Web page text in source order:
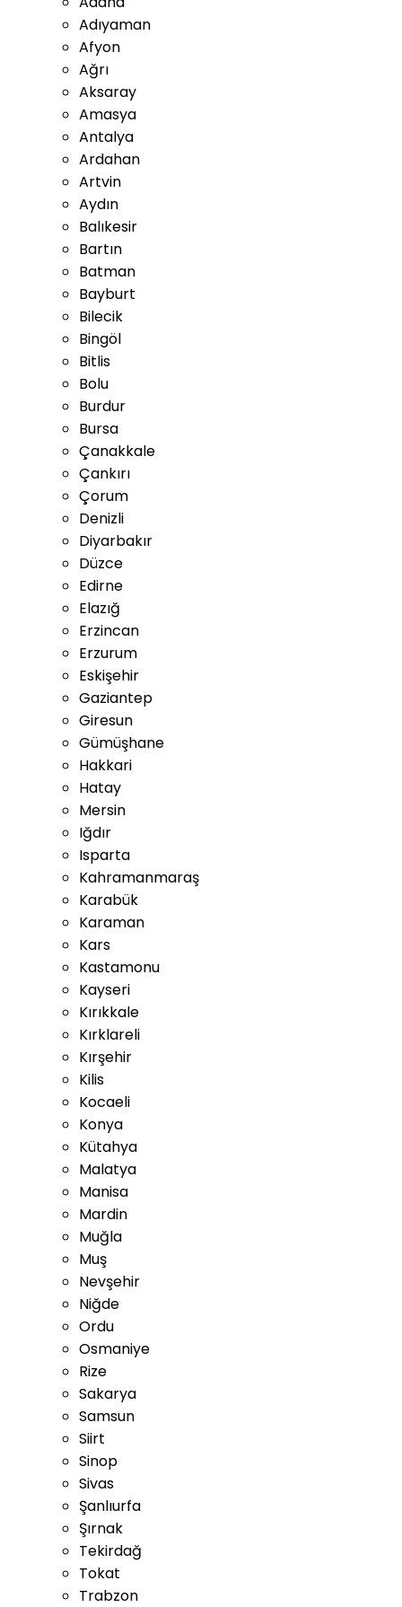
Adıyaman
Afyon
Ağrı
Aksaray
Amasya
Antalya
Ardahan
Artvin
Aydın
Balıkesir
Bartın
Batman
Bayburt
Bilecik
Bingöl
Bitlis
Bolu
Burdur
Bursa
Çanakkale
Çankırı
Çorum
Denizli
Diyarbakır
Düzce
Edirne
Elazığ
Erzincan
Erzurum
Eskişehir
Gaziantep
Giresun
Gümüşhane
Hakkari
Hatay
Mersin
Iğdır
Isparta
Kahramanmaraş
Karabük
Karaman
Kars
Kastamonu
Kayseri
Kırıkkale
Kırklareli
Kırşehir
Kilis
Kocaeli
Konya
Kütahya
Malatya
Manisa
Mardin
Muğla
Muş
Nevşehir
Niğde
Ordu
Osmaniye
Rize
Sakarya
Samsun
Siirt
Sinop
Sivas
Şanlıurfa
Şırnak
Tekirdağ
Tokat
Trabzon